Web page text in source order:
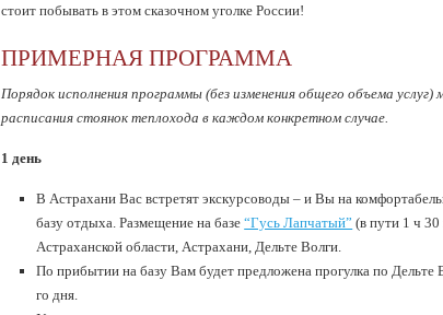
стоит побывать в этом сказочном уголке России!
ПРИМЕРНАЯ ПРОГРАММА
Порядок исполнения программы (без изменения общего объема
расписания стоянок теплохода в каждом конкретном случае.
1 день
В Астрахани Вас встретят экскурсоводы – и Вы на
базу отдыха. Размещение на базе“Гусь Лапчатый” (в пути 1 ч
Астраханской области, Астрахани, Дельте Волги.
По прибытии на базу Вам будет предложена прогулка по
го дня.